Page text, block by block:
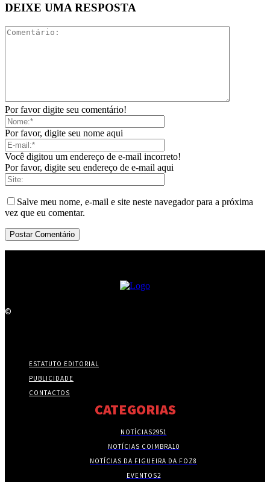
DEIXE UMA RESPOSTA
Por favor digite seu comentário!
Por favor, digite seu nome aqui
Você digitou um endereço de e-mail incorreto!
Por favor, digite seu endereço de e-mail aqui
Salve meu nome, e-mail e site neste navegador para a próxima
vez que eu comentar.
©
ESTATUTO EDITORIAL
PUBLICIDADE
CONTACTOS
CATEGORIAS
NOTÍCIAS2951
NOTÍCIAS COIMBRA10
NOTÍCIAS DA FIGUEIRA DA FOZ8
EVENTOS2